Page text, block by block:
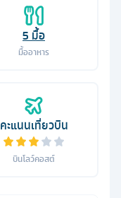
5 มื้อ
มื้ออาหาร
คะแนนเที่ยวบิน
บินโลว์คอสต์